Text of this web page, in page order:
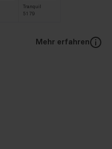
Tranquil
5179
Mehr erfahren